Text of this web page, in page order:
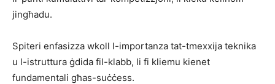
jingħadu.
Spiteri enfasizza wkoll l-importanza tat-tmexxija teknika
u l-istruttura ġdida fil-klabb, li fi kliemu kienet
fundamentali għas-suċċess.